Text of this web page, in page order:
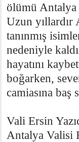
ölümü Antalya
Uzun yıllardır
tanınmış
nedeniyle
hayatını
boğarken,
camiasına baş
Vali Ersin
Antalya Valisi